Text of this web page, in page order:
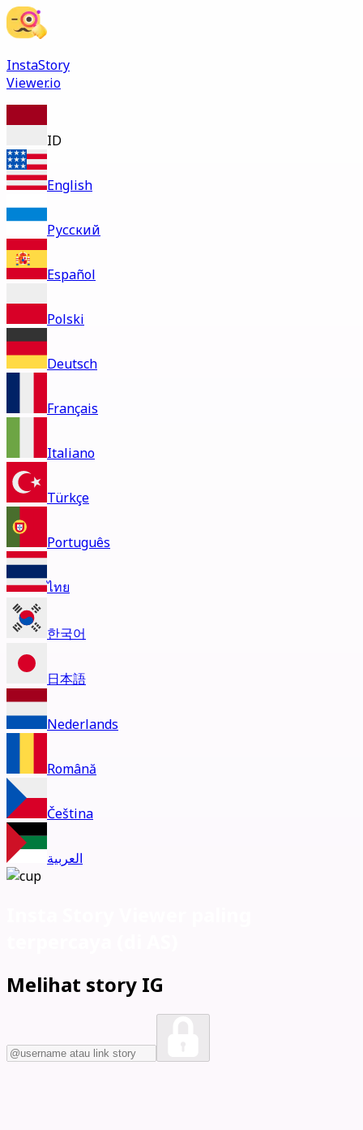
InstaStory
Viewer.io
ID
English
Русский
Español
Polski
Deutsch
Français
Italiano
Türkçe
Português
ไทย
한국어
日本語
Nederlands
Română
Čeština
العربية
Melihat story IG